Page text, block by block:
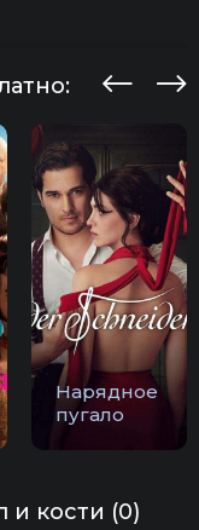
Нарядное
пугало
и кости (0)